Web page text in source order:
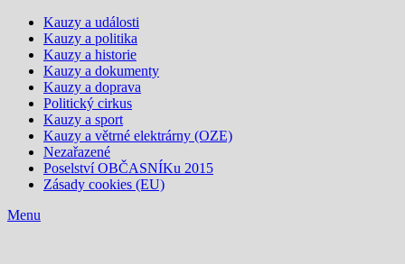
Kauzy a události
Kauzy a politika
Kauzy a historie
Kauzy a dokumenty
Kauzy a doprava
Politický cirkus
Kauzy a sport
Kauzy a větrné elektrárny (OZE)
Nezařazené
Poselství OBČASNÍKu 2015
Zásady cookies (EU)
Menu